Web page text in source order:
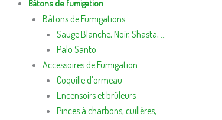
Bâtons de fumigation
Bâtons de Fumigations
Sauge Blanche, Noir, Shasta, …
Palo Santo
Accessoires de Fumigation
Coquille d’ormeau
Encensoirs et brûleurs
Pinces à charbons, cuillères, …